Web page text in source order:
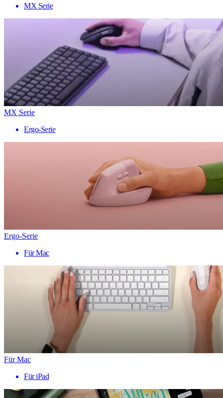
MX Serie
MX Serie
Ergo-Serie
Ergo-Serie
Für Mac
Für Mac
Für iPad